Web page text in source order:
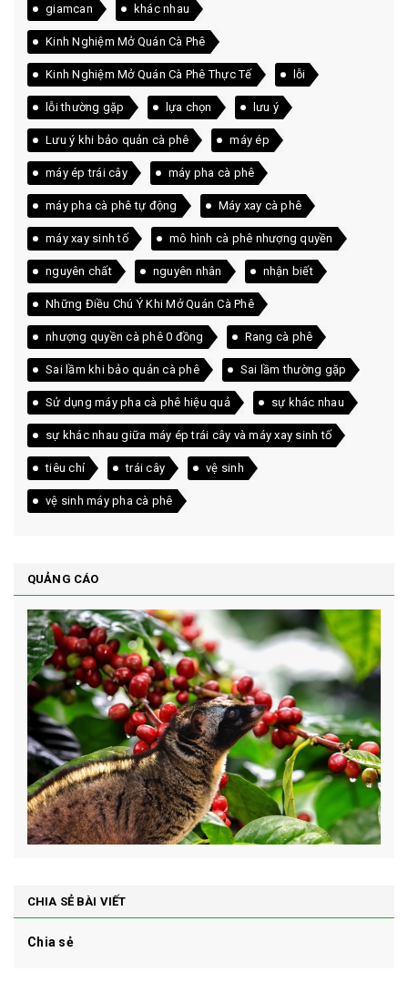
giamcan khác nhau
Kinh Nghiệm Mở Quán Cà Phê
Kinh Nghiệm Mở Quán Cà Phê Thực Tế lỗi
lỗi thường gặp lựa chọn lưu ý
Lưu ý khi bảo quản cà phê máy ép
máy ép trái cây máy pha cà phê
máy pha cà phê tự động Máy xay cà phê
máy xay sinh tố mô hình cà phê nhượng quyền
nguyên chất nguyên nhân nhận biết
Những Điều Chú Ý Khi Mở Quán Cà Phê
nhượng quyền cà phê 0 đồng Rang cà phê
Sai lầm khi bảo quản cà phê Sai lầm thường gặp
Sử dụng máy pha cà phê hiệu quả sự khác nhau
sự khác nhau giữa máy ép trái cây và máy xay sinh tố
tiêu chí trái cây vệ sinh
vệ sinh máy pha cà phê
QUẢNG CÁO
CHIA SẺ BÀI VIẾT
Chia sẻ